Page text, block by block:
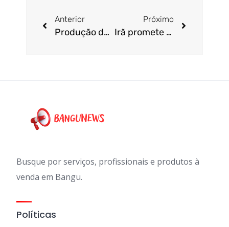
Anterior
Produção de cimento é prejudicial para o planeta; conheça nova solução
Próximo
Irã promete “resposta dolorosa” caso Israel contra-ataque
Busque por serviços, profissionais e produtos à
venda em Bangu.
Políticas